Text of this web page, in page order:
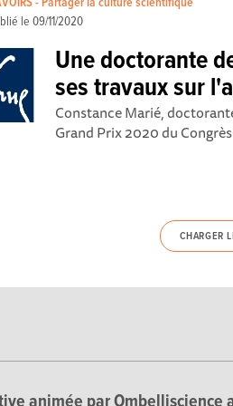
le09/11/2020
Une doctorante
ses travaux sur
Constance Marié,
Grand Prix 2020 du
CHARGER